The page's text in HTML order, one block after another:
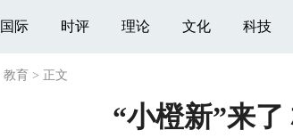
国际 时评 理论 文化 科技
教育 > 正文
“小橙新”来